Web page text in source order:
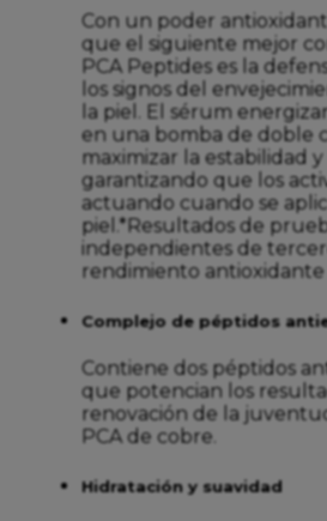
Con un poder
que el siguiente mejor
PCA Peptides es la
los signos del
la piel. El sérum
en una bomba de doble
maximizar la estabilidad
garantizando que los
actuando cuando se
piel.*Resultados de
independientes de
rendimiento antioxidante
Complejo de péptidos
Contiene dos péptidos
que potencian los
renovación de la
PCA de cobre.
Hidratación y suavidad